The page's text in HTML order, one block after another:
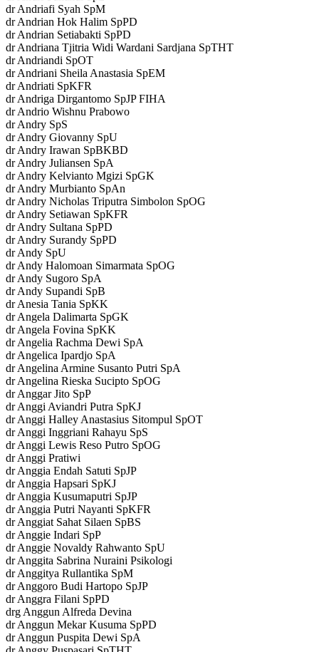
dr Andriafi Syah SpM
dr Andrian Hok Halim SpPD
dr Andrian Setiabakti SpPD
dr Andriana Tjitria Widi Wardani Sardjana SpTHT
dr Andriandi SpOT
dr Andriani Sheila Anastasia SpEM
dr Andriati SpKFR
dr Andriga Dirgantomo SpJP FIHA
dr Andrio Wishnu Prabowo
dr Andry SpS
dr Andry Giovanny SpU
dr Andry Irawan SpBKBD
dr Andry Juliansen SpA
dr Andry Kelvianto Mgizi SpGK
dr Andry Murbianto SpAn
dr Andry Nicholas Triputra Simbolon SpOG
dr Andry Setiawan SpKFR
dr Andry Sultana SpPD
dr Andry Surandy SpPD
dr Andy SpU
dr Andy Halomoan Simarmata SpOG
dr Andy Sugoro SpA
dr Andy Supandi SpB
dr Anesia Tania SpKK
dr Angela Dalimarta SpGK
dr Angela Fovina SpKK
dr Angelia Rachma Dewi SpA
dr Angelica Ipardjo SpA
dr Angelina Armine Susanto Putri SpA
dr Angelina Rieska Sucipto SpOG
dr Anggar Jito SpP
dr Anggi Aviandri Putra SpKJ
dr Anggi Halley Anastasius Sitompul SpOT
dr Anggi Inggriani Rahayu SpS
dr Anggi Lewis Reso Putro SpOG
dr Anggi Pratiwi
dr Anggia Endah Satuti SpJP
dr Anggia Hapsari SpKJ
dr Anggia Kusumaputri SpJP
dr Anggia Putri Nayanti SpKFR
dr Anggiat Sahat Silaen SpBS
dr Anggie Indari SpP
dr Anggie Novaldy Rahwanto SpU
dr Anggita Sabrina Nuraini Psikologi
dr Anggitya Rullantika SpM
dr Anggoro Budi Hartopo SpJP
dr Anggra Filani SpPD
drg Anggun Alfreda Devina
dr Anggun Mekar Kusuma SpPD
dr Anggun Puspita Dewi SpA